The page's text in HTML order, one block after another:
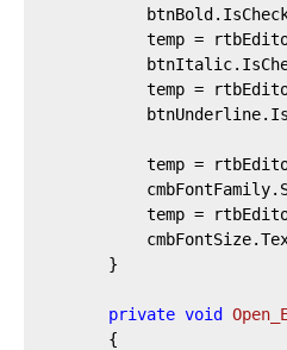
private void